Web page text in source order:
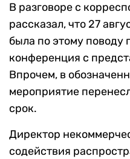
В разговоре с
рассказал, что 27
была по этому поводу
конференция с
Впрочем, в
мероприятие
срок.
Директор
содействия